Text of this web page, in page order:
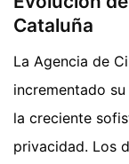
Cataluña
La Agencia de
incrementado
la creciente
privacidad. Los